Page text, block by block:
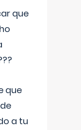
que
que
a tu